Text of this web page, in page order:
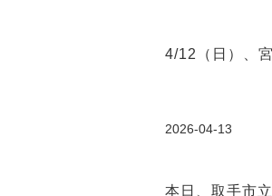
4/12（日）、
2026-04-13
本日、取手市